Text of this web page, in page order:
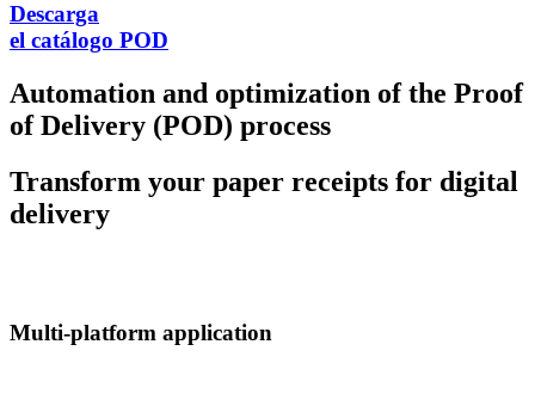
Descarga
el catálogo POD
Automation and optimization of the Proof
of Delivery (POD) process
Transform your paper receipts for digital
delivery
Multi-platform application